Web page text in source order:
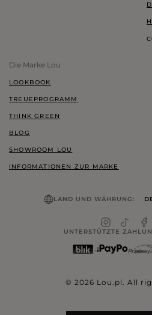
Die Marke Lou
LOOKBOOK
TREUEPROGRAMM
THINK GREEN
BLOG
SHOWROOM LOU
INFORMATIONEN ZUR MARKE
LAND UND WÄHRUNG:
UNTERSTÜTZTE
© 2026 Lou.pl. All